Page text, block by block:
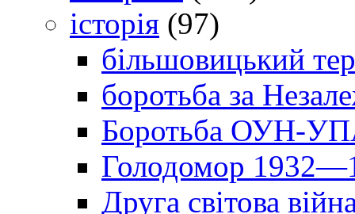
історія (97)
більшовицький
боротьба за
Боротьба ОУН-УПА
Голодомор
Друга світова